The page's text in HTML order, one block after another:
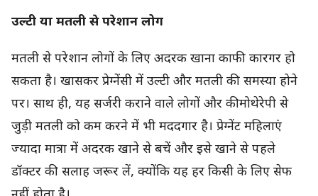
उल्टी या मतली से परेशान लोग
मतली से परेशान लोगों के लिए अदरक खाना काफी कारगर हो
सकता है। खासकर प्रेग्नेंसी में उल्टी और मतली की समस्या होने
पर। साथ ही, यह सर्जरी कराने वाले लोगों और कीमोथेरेपी से
जुड़ी मतली को कम करने में भी मददगार है। प्रेग्नेंट महिलाएं
ज्यादा मात्रा में अदरक खाने से बचें और इसे खाने से पहले
डॉक्टर की सलाह जरूर लें, क्योंकि यह हर किसी के लिए सेफ